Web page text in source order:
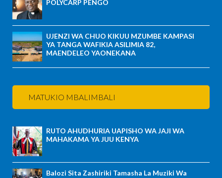
POLYCARP PENGO
UJENZI WA CHUO KIKUU MZUMBE KAMPASI
YA TANGA WAFIKIA ASILIMIA 82,
MAENDELEO YAONEKANA
MATUKIO MBALIMBALI
RUTO AHUDHURIA UAPISHO WA JAJI WA
MAHAKAMA YA JUU KENYA
Balozi Sita Zashiriki Tamasha La Muziki Wa